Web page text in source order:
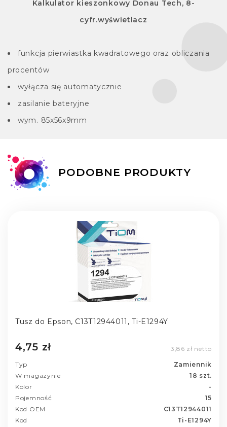
Kalkulator kieszonkowy Donau Tech, 8-
cyfr.wyświetlacz
funkcja pierwiastka kwadratowego oraz obliczania
procentów
wyłącza się automatycznie
zasilanie bateryjne
wym. 85x56x9mm
PODOBNE PRODUKTY
Tusz do Epson, C13T12944011, Ti-E1294Y
4,75 zł 3,86 zł netto
Typ
Zamiennik
W magazynie
18 szt.
Kolor
-
Pojemność
15
Kod OEM
C13T12944011
Kod
Ti-E1294Y